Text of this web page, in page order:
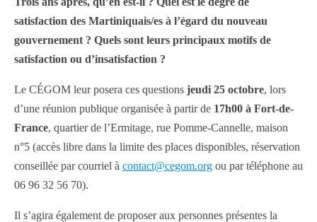
satisfaction des Martiniquais/es à l’égard du nouveau
gouvernement ? Quels sont leurs principaux motifs de
satisfaction ou d’insatisfaction ?
Le CÉGOM leur posera ces questions jeudi 25 octobre, lors
d’une réunion publique organisée à partir de 17h00 à Fort-de-
France, quartier de l’Ermitage, rue Pomme-Cannelle, maison
n°5 (accès libre dans la limite des places disponibles, réservation
conseillée par courriel à contact@cegom.org ou par téléphone au
06 96 32 56 70).
Il s’agira également de proposer aux personnes présentes la